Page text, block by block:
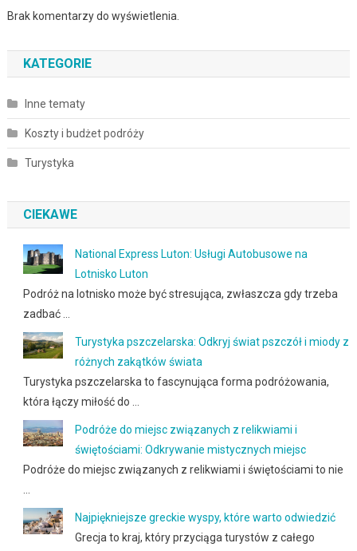
Brak komentarzy do wyświetlenia.
KATEGORIE
Inne tematy
Koszty i budżet podróży
Turystyka
CIEKAWE
National Express Luton: Usługi Autobusowe na
Lotnisko Luton
Podróż na lotnisko może być stresująca, zwłaszcza gdy trzeba
zadbać …
Turystyka pszczelarska: Odkryj świat pszczół i miody z
różnych zakątków świata
Turystyka pszczelarska to fascynująca forma podróżowania,
która łączy miłość do …
Podróże do miejsc związanych z relikwiami i
świętościami: Odkrywanie mistycznych miejsc
Podróże do miejsc związanych z relikwiami i świętościami to nie
Najpiękniejsze greckie wyspy, które warto odwiedzić
Grecja to kraj, który przyciąga turystów z całego